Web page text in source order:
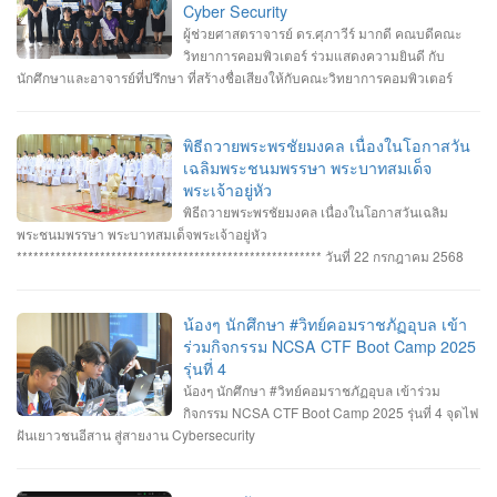
Cyber Security
ผู้ช่วยศาสตราจารย์ ดร.ศุภาวีร์ มากดี คณบดีคณะ
วิทยาการคอมพิวเตอร์ ร่วมแสดงความยินดี กับ
นักศึกษาและอาจารย์ที่ปรึกษา ที่สร้างชื่อเสียงให้กับคณะวิทยาการคอมพิวเตอร์
ปลอดภัยทางไซเบอร์ IT RERU CYBER HACKATHON#1 2025 ภายใต้โครงการ
“เปิดโลกวิชาการ 25 ปี มหาวิทยาลัยราชภัฏร้อยเอ็ด” วันที่ 7-8 กรกฎาคม 2568 รุ่น
Senior #รางวัลชนะเลิศ ทีม Don’t know Everything นายชัยวัฒน์ ชัยฤทธิ์ นาย
อาทิตย์ สายกนก นายสุริยา ขันทา ทำคะแนนได้สูงสุด 2260 คะแนน #รางวัลรอง
ชนะเลิศอันดับที่_1 ทีม MVP นายอัมรินทร์ จำปาหอม นายนวพงษ์ ธรรมสัตย์ นายวี
รพงษ์ โสระธิ ทำคะแนนได้ 1310 คะแนน #รางวัลรองชนะเลิศอันดับที่_2 ทีม
รัตนภักดี MR. SENG SOPHIN นายศตวรรษ วิลามาตย์ ทำคะแนนได้ 500 คะแนน
จบที่อันดับ 9 จาก 13 ทีมที่เข้าร่วมแข่งขันในครั้งนี้ RERU CYBER
HACKATHON#1 2025 จัดโดย คณะเทคโนโลยีสารสนเทศ มหาวิทยาลัยราชภัฏ
ร้อยเอ็ด ร่วมกับสำนักงานคณะกรรมการการรักษาความมั่นคงปลอดภัยไซเบอร์แห่ง
ชาติ (สกมช.) รายการที่ 2. “การแข่งขัน SWU Capture the Flag Competition
2025” เมื่อวันอังคารที่ 1 และ 8 กรกฎาคม 2568 (จัดการแข่งขันในรูปแบบออนไลน์
พิธีถวายพระพรชัยมงคล เนื่องในโอกาสวัน
เฉลิมพระชนมพรรษา พระบาทสมเด็จ
พระเจ้าอยู่หัว
พิธีถวายพระพรชัยมงคล เนื่องในโอกาสวันเฉลิม
พระชนมพรรษา พระบาทสมเด็จพระเจ้าอยู่หัว
******************************************************* วันที่ 22 กรกฎาคม 2568
พระเจ้าอยู่หัว เนื่องในโอกาสมหามงคลเฉลิมพระชนมพรรษา 28 กรกฎาคม 2568 ณ
หอประชุมไพรพะยอม มหาวิทยาลัยราชภัฏอุบลราชธานี โดยมีท่าน รอง
ศาสตราจารย์ธรรมรักษ์ ละอองนวล อธิการบดี เป็นประธานในพิธีถวายพระพร
ชัยมงคลและวางพานพุ่มทอง-พานพุ่มเงิน #คณะวิทยาการคอมพิวเตอร์
#มหาวิทยาลัยแห่งความสุข #มหาวิทยาลัยราชภัฏอุบลราชธานี
น้องๆ นักศึกษา #วิทย์คอมราชภัฏอุบล เข้า
ร่วมกิจกรรม NCSA CTF Boot Camp 2025
รุ่นที่ 4
น้องๆ นักศึกษา #วิทย์คอมราชภัฏอุบล เข้าร่วม
กิจกรรม NCSA CTF Boot Camp 2025 รุ่นที่ 4 จุดไฟ
ฝันเยาวชนอีสาน สู่สายงาน Cybersecurity